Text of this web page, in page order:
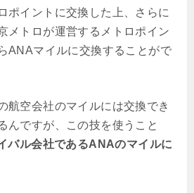
ポイントに交換した上、さらに
メトロが運営するメトロポイン
ANAマイルに交換することがで
航空会社のマイルには交換でき
んですが、この技を使うこと
バル会社であるANAのマイルに